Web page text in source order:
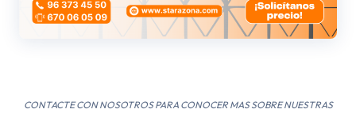
CONTACTE CON NOSOTROS PARA CONOCER MAS SOBRE NUESTRAS